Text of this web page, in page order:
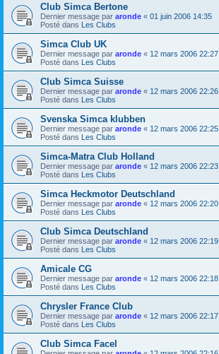
Club Simca Bertone
Dernier message par aronde « 01 juin 2006 14:35
Posté dans Les Clubs
Simca Club UK
Dernier message par aronde « 12 mars 2006 22:27
Posté dans Les Clubs
Club Simca Suisse
Dernier message par aronde « 12 mars 2006 22:26
Posté dans Les Clubs
Svenska Simca klubben
Dernier message par aronde « 12 mars 2006 22:25
Posté dans Les Clubs
Simca-Matra Club Holland
Dernier message par aronde « 12 mars 2006 22:23
Posté dans Les Clubs
Simca Heckmotor Deutschland
Dernier message par aronde « 12 mars 2006 22:20
Posté dans Les Clubs
Club Simca Deutschland
Dernier message par aronde « 12 mars 2006 22:19
Posté dans Les Clubs
Amicale CG
Dernier message par aronde « 12 mars 2006 22:18
Posté dans Les Clubs
Chrysler France Club
Dernier message par aronde « 12 mars 2006 22:17
Posté dans Les Clubs
Club Simca Facel